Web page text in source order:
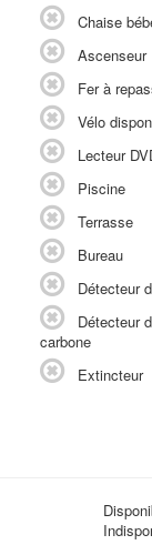
Chaise
Ascenseur
Fer à
Vélo
Lecteur
Piscine
Terrasse
Bureau
Détecteur
Détecteur
carbone
Extincteur